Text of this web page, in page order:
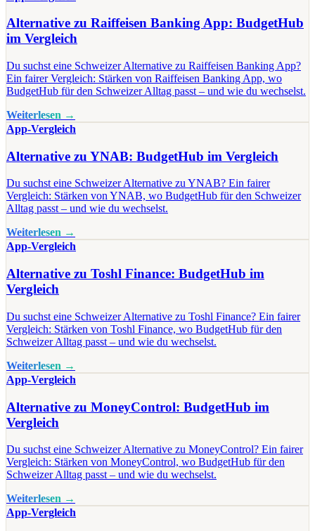
Alternative zu Raiffeisen Banking App: BudgetHub
im Vergleich
Du suchst eine Schweizer Alternative zu Raiffeisen Banking App?
Ein fairer Vergleich: Stärken von Raiffeisen Banking App, wo
BudgetHub für den Schweizer Alltag passt – und wie du wechselst.
Weiterlesen →
App-Vergleich
Alternative zu YNAB: BudgetHub im Vergleich
Du suchst eine Schweizer Alternative zu YNAB? Ein fairer
Vergleich: Stärken von YNAB, wo BudgetHub für den Schweizer
Alltag passt – und wie du wechselst.
Weiterlesen →
App-Vergleich
Alternative zu Toshl Finance: BudgetHub im
Vergleich
Du suchst eine Schweizer Alternative zu Toshl Finance? Ein fairer
Vergleich: Stärken von Toshl Finance, wo BudgetHub für den
Schweizer Alltag passt – und wie du wechselst.
Weiterlesen →
App-Vergleich
Alternative zu MoneyControl: BudgetHub im
Vergleich
Du suchst eine Schweizer Alternative zu MoneyControl? Ein fairer
Vergleich: Stärken von MoneyControl, wo BudgetHub für den
Schweizer Alltag passt – und wie du wechselst.
Weiterlesen →
App-Vergleich